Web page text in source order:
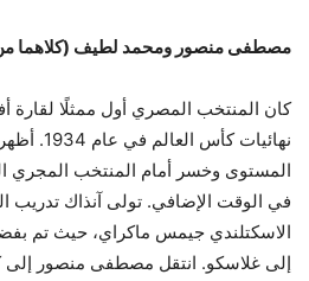
مصطفى منصور ومحمد لطيف (كلاهما
كان المنتخب المصري أول ممثلًا لقارة
نهائيات
في الوقت الإضافي. تولى آنذاك تدريب
الاسكتلندي جيمس ماكراي، حيث تم بفضل
إلى غلاسكو. انتقل مصطفى منصور إلى